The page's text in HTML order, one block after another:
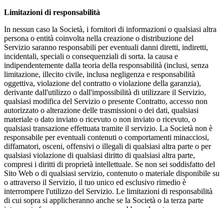
Limitazioni di responsabilità
In nessun caso la Società, i fornitori di informazioni o qualsiasi altra
persona o entità coinvolta nella creazione o distribuzione del
Servizio saranno responsabili per eventuali danni diretti, indiretti,
incidentali, speciali o consequenziali di sorta. la causa e
indipendentemente dalla teoria della responsabilità (inclusi, senza
limitazione, illecito civile, inclusa negligenza e responsabilità
oggettiva, violazione del contratto o violazione della garanzia),
derivante dall'utilizzo o dall'impossibilità di utilizzare il Servizio,
qualsiasi modifica del Servizio o presente Contratto, accesso non
autorizzato o alterazione delle trasmissioni o dei dati, qualsiasi
materiale o dato inviato o ricevuto o non inviato o ricevuto, o
qualsiasi transazione effettuata tramite il servizio. La Società non è
responsabile per eventuali contenuti o comportamenti minacciosi,
diffamatori, osceni, offensivi o illegali di qualsiasi altra parte o per
qualsiasi violazione di qualsiasi diritto di qualsiasi altra parte,
compresi i diritti di proprietà intellettuale. Se non sei soddisfatto del
Sito Web o di qualsiasi servizio, contenuto o materiale disponibile su
o attraverso il Servizio, il tuo unico ed esclusivo rimedio è
interrompere l'utilizzo del Servizio. Le limitazioni di responsabilità
di cui sopra si applicheranno anche se la Società o la terza parte